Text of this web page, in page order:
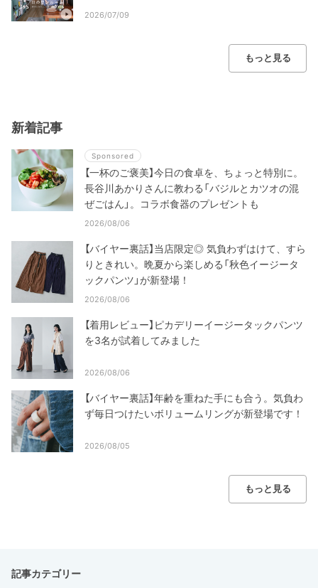
2026/07/09
もっと見る
新着記事
Sponsored
【一杯のご褒美】今日の食卓を、ちょっと特別に。
長谷川あかりさんに教わる「バジルとカツオの混
ぜごはん」。コラボ食器のプレゼントも
2026/08/06
【バイヤー裏話】当店限定◎ 気負わずはけて、すら
りときれい。晩夏から楽しめる「秋色イージータ
ックパンツ」が新登場！
2026/08/06
【着用レビュー】ピカデリーイージータックパンツ
を3名が試着してみました
2026/08/06
【バイヤー裏話】年齢を重ねた手にも合う。気負わ
ず毎日つけたいボリュームリングが新登場です！
2026/08/05
もっと見る
記事カテゴリー